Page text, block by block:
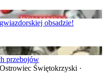
obsadzie!
przebojów
Świętokrzyski ·